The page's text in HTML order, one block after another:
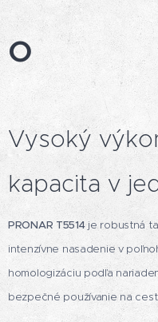
o
Vysoký
kapacita v
PRONAR T5514je robustná
intenzívne nasadenie v
homologizáciu podľa
bezpečné používanie na